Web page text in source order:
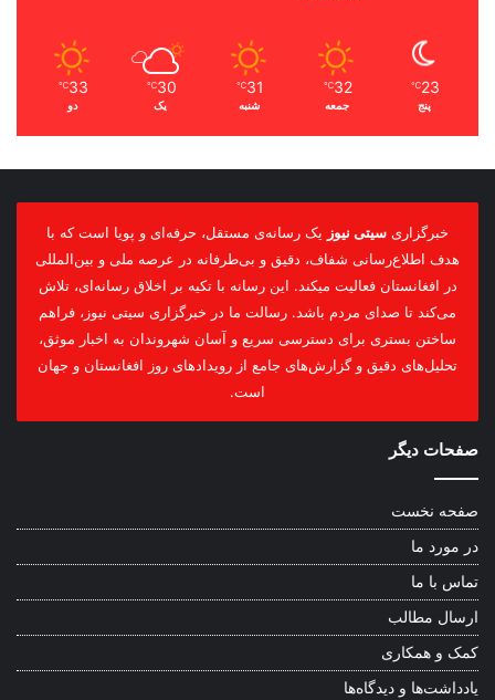
23
℃
پنج
32
℃
جمعه
31
℃
شنبه
30
℃
یک
33
℃
دو
خبرگزاری سیتی نیوز یک رسانه‌ی مستقل، حرفه‌ای و پویا است که با
هدف اطلاع‌رسانی شفاف، دقیق و بی‌طرفانه در عرصه ملی و بین‌المللی
در افغانستان فعالیت میکند. این رسانه با تکیه بر اخلاق رسانه‌ای، تلاش
می‌کند تا صدای مردم باشد. رسالت ما در خبرگزاری سیتی نیوز، فراهم
ساختن بستری برای دسترسی سریع و آسان شهروندان به اخبار موثق،
تحلیل‌های دقیق و گزارش‌های جامع از رویدادهای روز افغانستان و جهان
است.
صفحات دیگر
صفحه نخست
در مورد ما
تماس با ما
ارسال مطالب
کمک و همکاری
یادداشت‌ها و دیدگاه‌ها